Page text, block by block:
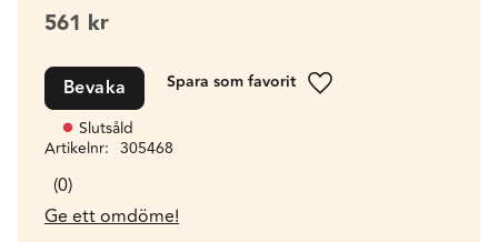
561 kr
Lägg till i favoriter
Bevaka
Slutsåld
Artikelnr
305468
0
Ge ett omdöme!